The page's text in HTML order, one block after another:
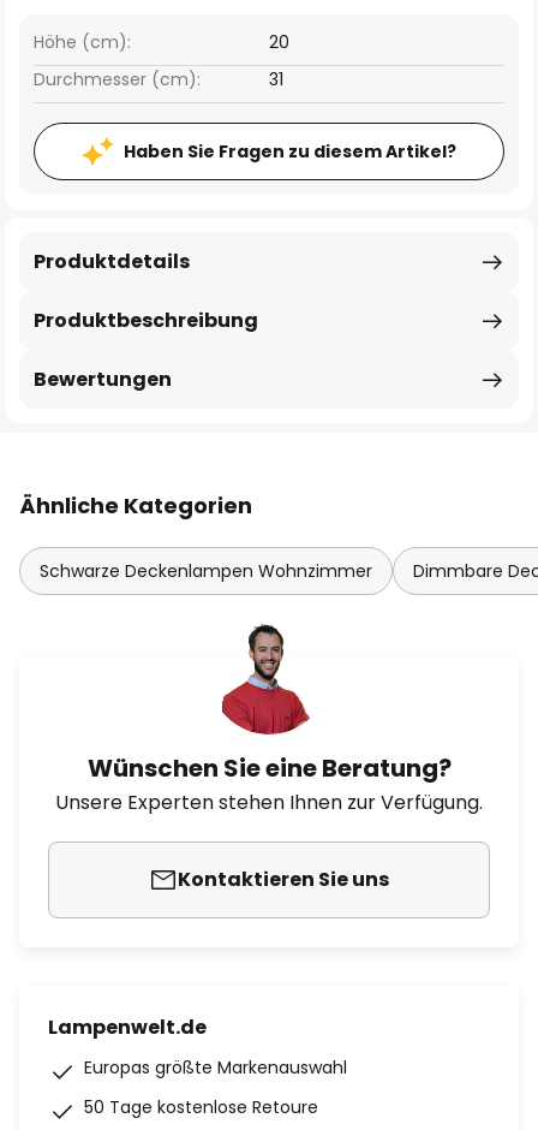
Höhe (cm):
20
Durchmesser (cm):
31
Haben Sie Fragen zu diesem Artikel?
Produktbeschreibung
Produktdetails
Bewertungen
Ähnliche Kategorien
Schwarze Deckenlampen Wohnzimmer Dimmbare
Wünschen Sie eine Beratung?
Unsere Experten stehen Ihnen zur Verfügung.
Kontaktieren Sie uns
Lampenwelt.de
Europas größte Markenauswahl
50 Tage kostenlose Retoure